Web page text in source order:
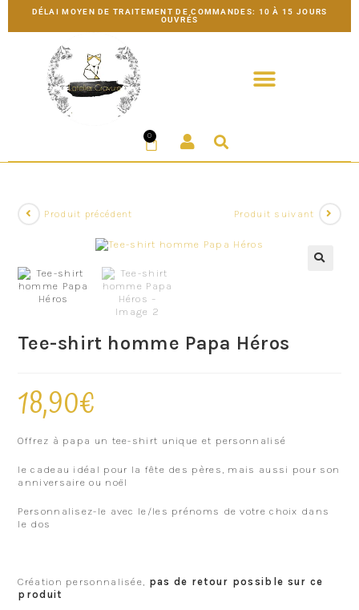
DÉLAI MOYEN DE TRAITEMENT DE COMMANDES: 10 À 15 JOURS
OUVRÉS
0
Produit précédent Produit suivant
Tee-shirt homme Papa Héros
18,90€
Offrez à papa un tee-shirt unique et personnalisé
le cadeau idéal pour la fête des pères, mais aussi pour son
anniversaire ou noël
Personnalisez-le avec le/les prénoms de votre choix dans
le dos
Création personnalisée, pas de retour possible sur ce
produit